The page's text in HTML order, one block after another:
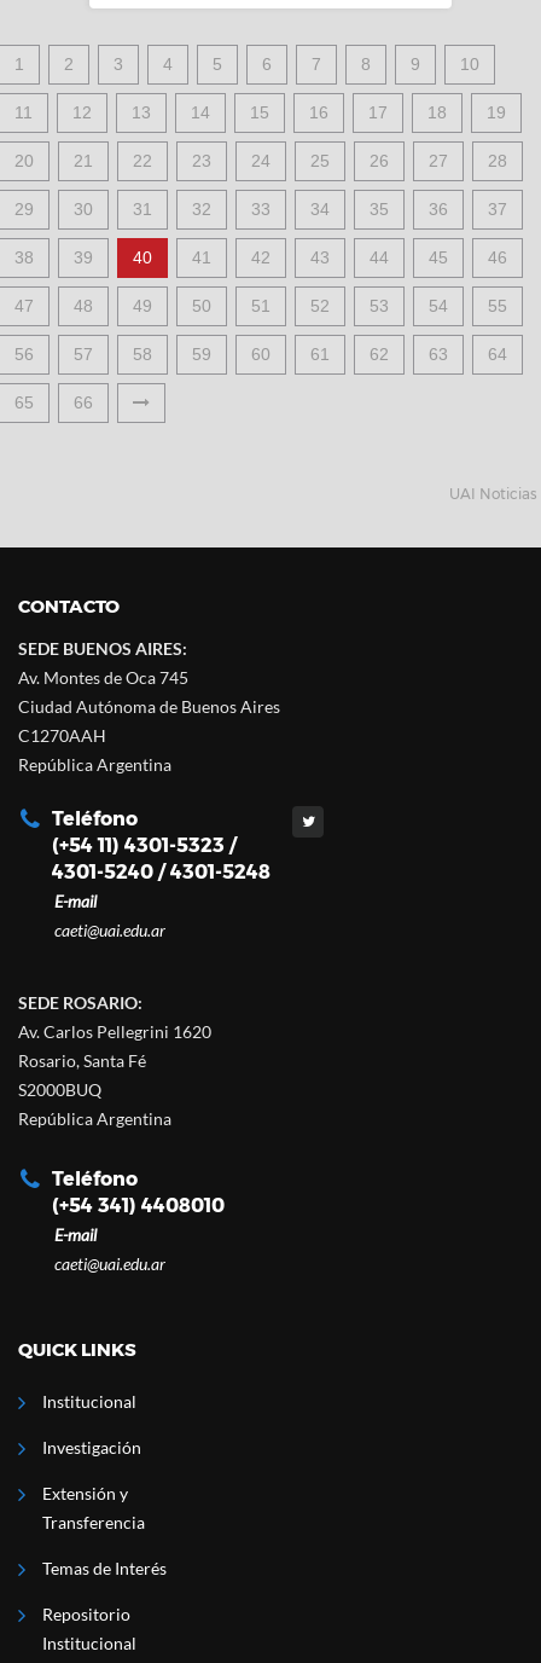
1 2 3 4 5 6 7 8 9 10
11 12 13 14 15 16 17 18 19
20 21 22 23 24 25 26 27 28
29 30 31 32 33 34 35 36 37
38 39 40 41 42 43 44 45 46
47 48 49 50 51 52 53 54 55
56 57 58 59 60 61 62 63 64
65 66
UAI Noticias
CONTACTO
SEDE BUENOS AIRES:
Av. Montes de Oca 745
Ciudad Autónoma de Buenos Aires
C1270AAH
República Argentina
Teléfono
(+54 11) 4301-5323 /
4301-5240 / 4301-5248
E-mail
caeti@uai.edu.ar
SEDE ROSARIO:
Av. Carlos Pellegrini 1620
Rosario, Santa Fé
S2000BUQ
República Argentina
Teléfono
(+54 341) 4408010
E-mail
caeti@uai.edu.ar
QUICK LINKS
Institucional
Investigación
Extensión y
Transferencia
Temas de Interés
Repositorio
Institucional